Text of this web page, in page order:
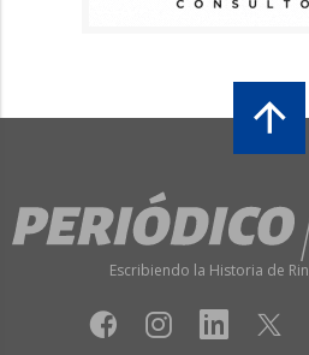
Escribiendo la Historia de